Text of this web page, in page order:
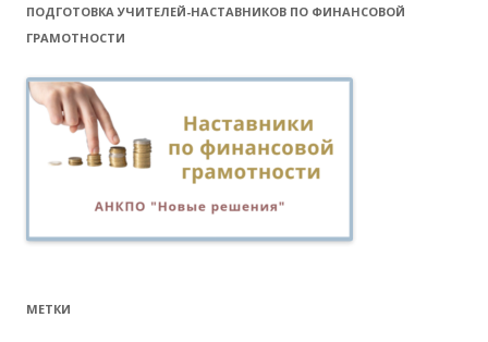
ПОДГОТОВКА УЧИТЕЛЕЙ-НАСТАВНИКОВ ПО ФИНАНСОВОЙ
ГРАМОТНОСТИ
МЕТКИ